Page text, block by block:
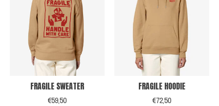
FRAGILE SWEATER
€59,50
FRAGILE HOODIE
€72,50